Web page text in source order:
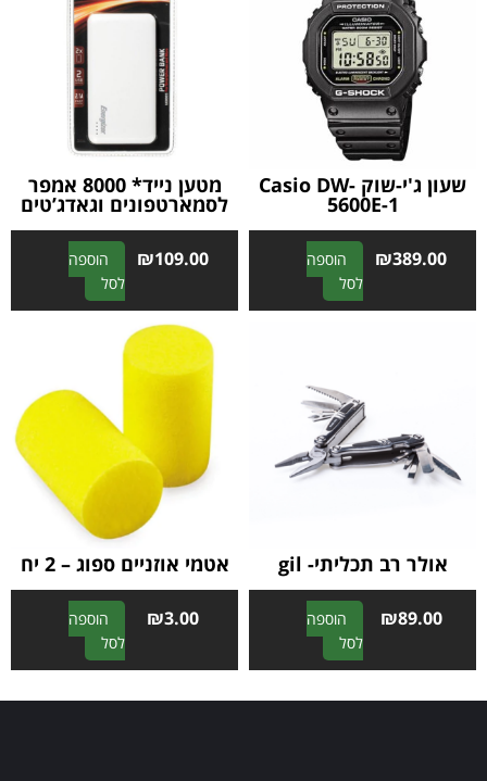
שעון ג'י-שוק Casio DW-
5600E-1
₪389.00
הוספה
לסל
A
l
n
a
t
i
מטען נייד* 8000 אמפר
לסמארטפונים וגאדג’טים
₪109.00
הוספה
לסל
A
l
n
v
e
אולר רב תכליתי- gil
₪89.00
הוספה
לסל
A
l
אטמי אוזניים ספוג – 2 יח
₪3.00
הוספה
לסל
A
l